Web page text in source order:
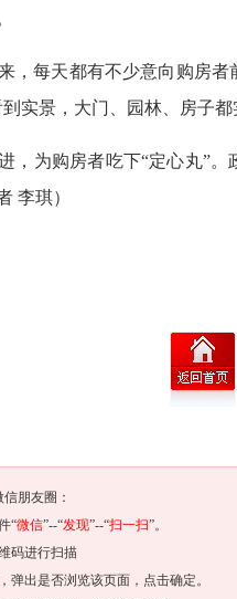
，每天都有不少意向购房
实景，大门、园林、房子都
，为购房者吃下“定心丸”
李琪）
朋友圈：
“微信”--“发现”--“扫一扫”。
码进行扫描
弹出是否浏览该页面，点击确定。